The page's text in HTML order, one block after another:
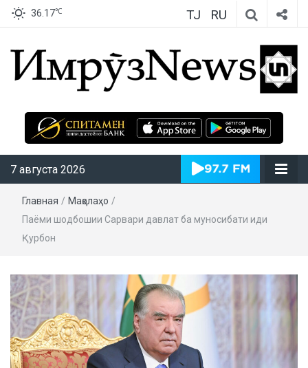
36.17℃ TJ RU
ИмрӯзNews
7 августа 2026
Главная / Мақолаҳо /
Паёми шодбошии Сарвари давлат ба муносибати иди
Қурбон